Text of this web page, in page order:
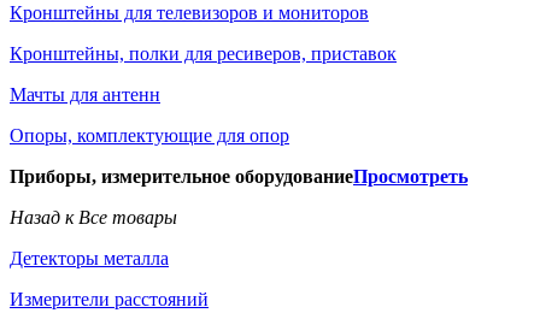
Кронштейны для телевизоров и мониторов
Кронштейны, полки для ресиверов, приставок
Мачты для антенн
Опоры, комплектующие для опор
Приборы, измерительное оборудованиеПросмотреть
Назад к Все товары
Детекторы металла
Измерители расстояний